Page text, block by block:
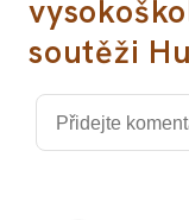
soutěži